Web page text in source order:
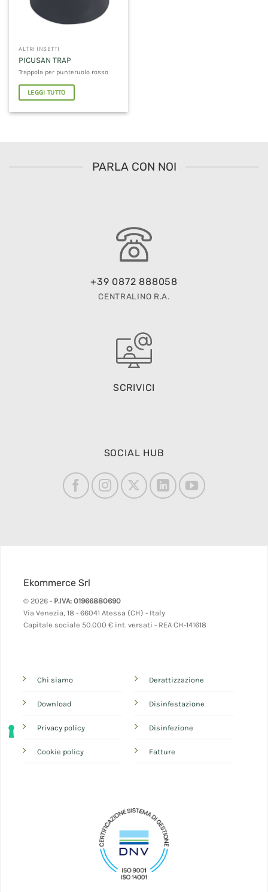
ALTRI INSETTI
PICUSAN TRAP
Trappola per punteruolo rosso
LEGGI TUTTO
PARLA CON NOI
+39 0872 888058
CENTRALINO R.A.
SCRIVICI
SOCIAL HUB
Ekommerce Srl
© 2026 - P.IVA: 01966880690
Via Venezia, 18 - 66041 Atessa (CH) - Italy
Capitale sociale 50.000 € int. versati - REA CH-141618
Chi siamo
Download
Privacy policy
Cookie policy
Derattizzazione
Disinfestazione
Disinfezione
Fatture